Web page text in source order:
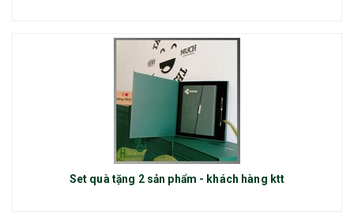
Set quà tặng 2 sản phẩm - khách hàng ktt